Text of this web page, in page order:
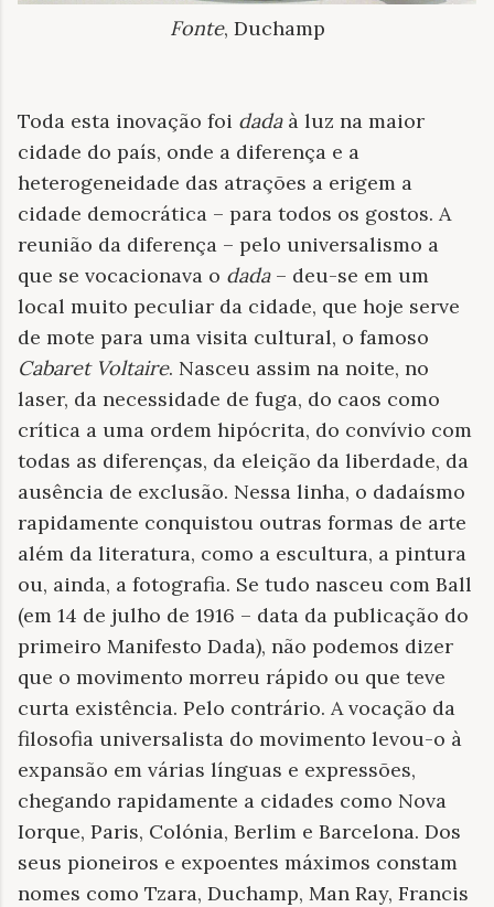
Fonte, Duchamp
Toda esta inovação foi dadaà luz na maior
cidade do país, onde a diferença e a
heterogeneidade das atrações a erigem a
cidade democrática – para todos os gostos. A
reunião da diferença – pelo universalismo a
que se vocacionava o dada– deu-se em um
local muito peculiar da cidade, que hoje serve
de mote para uma visita cultural, o famoso
Cabaret Voltaire. Nasceu assim na noite, no
laser, da necessidade de fuga, do caos como
crítica a uma ordem hipócrita, do convívio com
todas as diferenças, da eleição da liberdade, da
ausência de exclusão. Nessa linha, o dadaísmo
rapidamente conquistou outras formas de arte
além da literatura, como a escultura, a pintura
ou, ainda, a fotografia. Se tudo nasceu com Ball
(em 14 de julho de 1916 – data da publicação do
primeiro Manifesto Dada), não podemos dizer
que o movimento morreu rápido ou que teve
curta existência. Pelo contrário. A vocação da
filosofia universalista do movimento levou-o à
expansão em várias línguas e expressões,
chegando rapidamente a cidades como Nova
Iorque, Paris, Colónia, Berlim e Barcelona. Dos
seus pioneiros e expoentes máximos constam
nomes como Tzara, Duchamp, Man Ray, Francis